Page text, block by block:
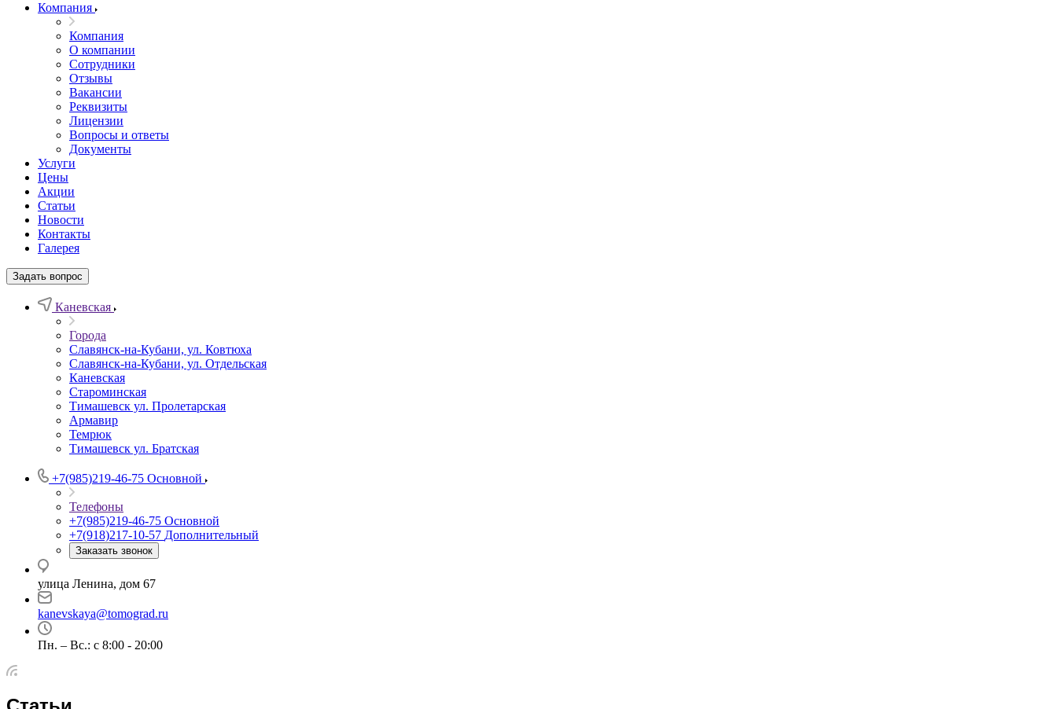
Компания
Компания
О компании
Сотрудники
Отзывы
Вакансии
Реквизиты
Лицензии
Вопросы и ответы
Документы
Услуги
Цены
Акции
Статьи
Новости
Контакты
Галерея
Задать вопрос
Каневская
Города
Славянск-на-Кубани, ул. Ковтюха
Славянск-на-Кубани, ул. Отдельская
Каневская
Староминская
Тимашевск ул. Пролетарская
Армавир
Темрюк
Тимашевск ул. Братская
+7(985)219-46-75 Основной
Телефоны
+7(985)219-46-75 Основной
+7(918)217-10-57 Дополнительный
Заказать звонок
улица Ленина, дом 67
kanevskaya@tomograd.ru
Пн. – Вс.: c 8:00 - 20:00